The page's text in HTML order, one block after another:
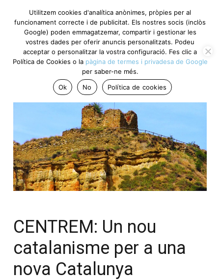
CENTREM: Un nou
catalanisme per a una
nova Catalunya
Utilitzem cookies d'analítica anònimes, pròpies per al
funcionament correcte i de publicitat. Els nostres socis (inclòs
Google) poden emmagatzemar, compartir i gestionar les
vostres dades per oferir anuncis personalitzats. Podeu
acceptar o personalitzar la vostra configuració. Fes clic a
Política de Cookies o la pàgina de termes i privadesa de Google
per saber-ne més.
Ok
No Política de cookies